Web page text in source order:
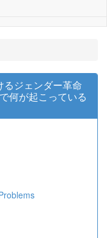
るジェンダー革命
何が起こっている